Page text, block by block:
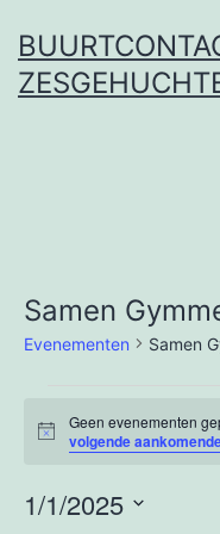
naar
de
Samen
Evenementen Samen
1
Bericht
Geen evenementen
volgende
1/1/2025